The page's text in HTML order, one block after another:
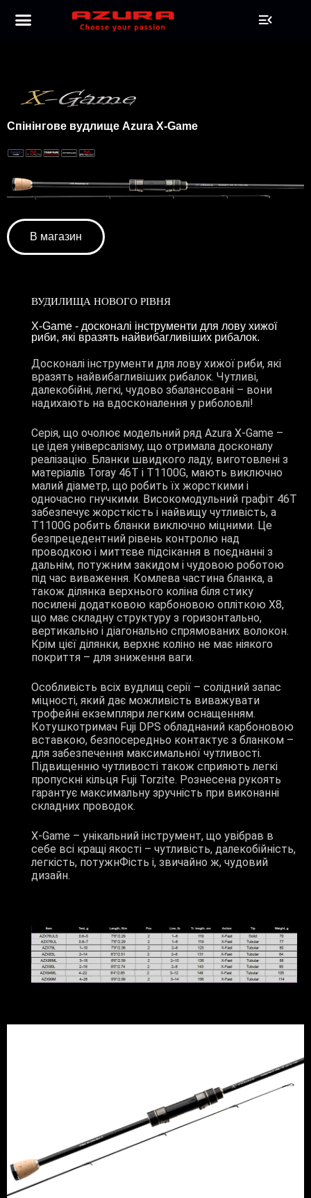
Спінінгове вудлище Azura X-Game
В магазин
ВУДИЛИЩА НОВОГО РІВНЯ
X-Game - досконалі інструменти для лову хижої
риби, які вразять найвибагливіших рибалок.
Досконалі інструменти для лову хижої риби, які
вразять найвибагливіших рибалок. Чутливі,
далекобійні, легкі, чудово збалансовані – вони
надихають на вдосконалення у риболовлі!
Серія, що очолює модельний ряд Azura X-Game –
це ідея універсалізму, що отримала досконалу
реалізацію. Бланки швидкого ладу, виготовлені з
матеріалів Toray 46T і Т1100G, мають виключно
малий діаметр, що робить їх жорсткими і
одночасно гнучкими. Високомодульний графіт 46T
забезпечує жорсткість і найвищу чутливість, а
Т1100G робить бланки виключно міцними. Це
безпрецедентний рівень контролю над
проводкою і миттєве підсікання в поєднанні з
дальнім, потужним закидом і чудовою роботою
під час виваження. Комлева частина бланка, а
також ділянка верхнього коліна біля стику
посилені додатковою карбоновою опліткою X8,
що має складну структуру з горизонтально,
вертикально і діагонально спрямованих волокон.
Крім цієї ділянки, верхнє коліно не має ніякого
покриття – для зниження ваги.
Особливість всіх вудлищ серії – солідний запас
міцності, який дає можливість виважувати
трофейні екземпляри легким оснащенням.
Котушкотримач Fuji DPS обладнаний карбоновою
вставкою, безпосередньо контактує з бланком –
для забезпечення максимальної чутливості.
Підвищенню чутливості також сприяють легкі
пропускні кільця Fuji Torzite. Рознесена рукоять
гарантує максимальну зручність при виконанні
складних проводок.
X-Game – унікальний інструмент, що увібрав в
себе всі кращі якості – чутливість, далекобійність,
легкість, потужнФість і, звичайно ж, чудовий
дизайн.